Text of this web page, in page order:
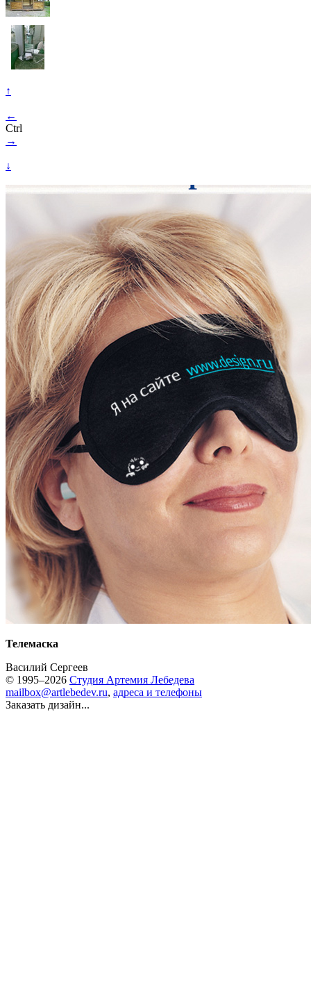
↑
←
Ctrl
→
↓
Телемаска
Василий Сергеев
© 1995–2026 Студия Артемия Лебедева
mailbox@artlebedev.ru, адреса и телефоны
Заказать дизайн...